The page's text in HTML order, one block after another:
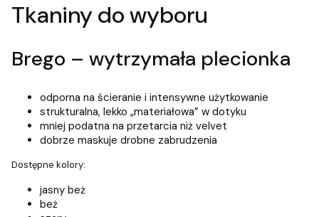
Tkaniny do wyboru
Brego – wytrzymała plecionka
odporna na ścieranie i intensywne użytkowanie
strukturalna, lekko „materiałowa” w dotyku
mniej podatna na przetarcia niż velvet
dobrze maskuje drobne zabrudzenia
Dostępne kolory:
jasny beż
beż